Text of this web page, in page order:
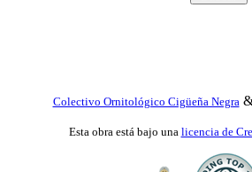
Colectivo Ornitológico Cigüeña Negra
Esta obra está bajo una licencia de